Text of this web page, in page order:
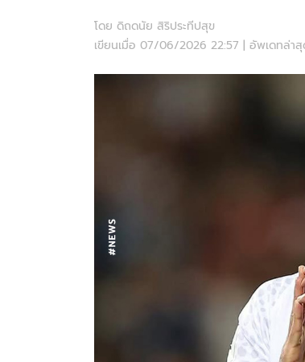
โดย ดิถดนัย สิริประทีปสุข
เขียนเมื่อ 07/06/2026 22:57 | อัพเดทล่า